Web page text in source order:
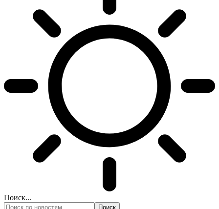
Поиск...